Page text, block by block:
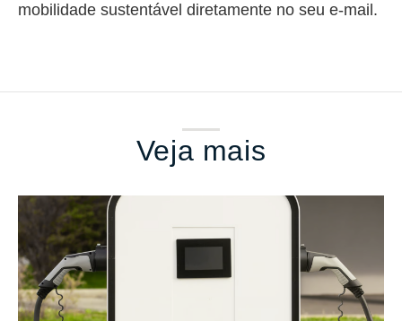
mobilidade sustentável diretamente no seu e-mail.
Veja mais